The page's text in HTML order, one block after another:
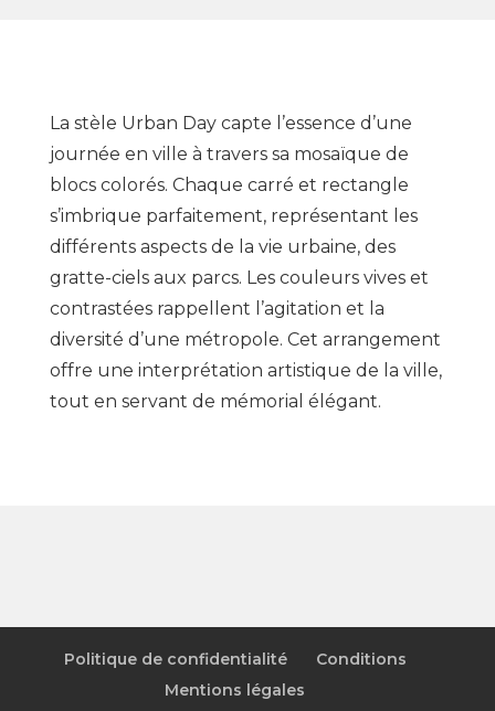
La stèle Urban Day capte l’essence d’une
journée en ville à travers sa mosaïque de
blocs colorés. Chaque carré et rectangle
s’imbrique parfaitement, représentant les
différents aspects de la vie urbaine, des
gratte-ciels aux parcs. Les couleurs vives et
contrastées rappellent l’agitation et la
diversité d’une métropole. Cet arrangement
offre une interprétation artistique de la ville,
tout en servant de mémorial élégant.
Politique de confidentialité
Conditions
Mentions légales